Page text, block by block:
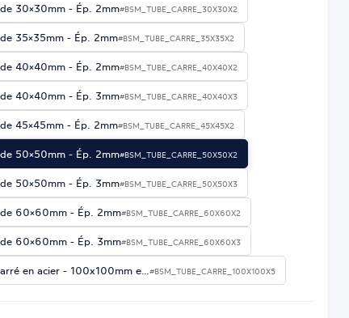
30×30mm - Ép. 2mm#BSM_TUBE_CARRE_30X30X2
35×35mm - Ép. 2mm#BSM_TUBE_CARRE_35X35X2
40×40mm - Ép. 2mm#BSM_TUBE_CARRE_40X40X2
40×40mm - Ép. 3mm#BSM_TUBE_CARRE_40X40X3
45×45mm - Ép. 2mm#BSM_TUBE_CARRE_45X45X2
50×50mm - Ép. 2mm#BSM_TUBE_CARRE_50X50X2
50×50mm - Ép. 3mm#BSM_TUBE_CARRE_50X50X3
60×60mm - Ép. 2mm#BSM_TUBE_CARRE_60X60X2
60×60mm - Ép. 3mm#BSM_TUBE_CARRE_60X60X3
en acier - 100x100mm e… #BSM_TUBE_CARRE_100X100X5